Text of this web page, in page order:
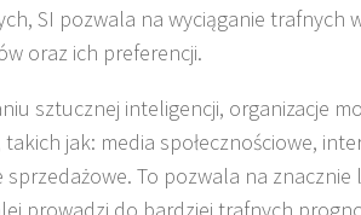
SI pozwala na wyciąganie trafnych
oraz ich preferencji.
sztucznej inteligencji, organizacje
takich jak: media społecznościowe,
sprzedażowe. To pozwala na
prowadzi do bardziej trafnych